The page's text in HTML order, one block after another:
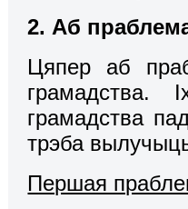
2. Аб
Цяпер аб
грамадства.
грамадства
трэба
Першая